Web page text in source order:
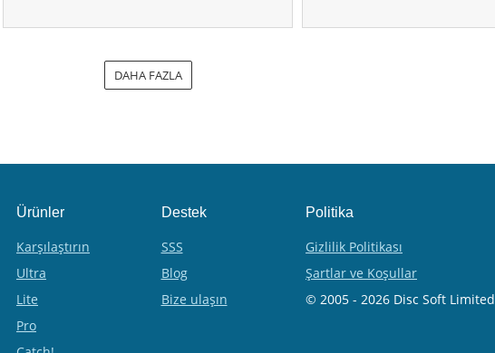
DAHA FAZLA
Ürünler
Karşılaştırın
Ultra
Lite
Pro
Destek
SSS
Blog
Bize ulaşın
Politika
Gizlilik Politikası
Şartlar ve Koşullar
© 2005 - 2026 Disc Soft Limited